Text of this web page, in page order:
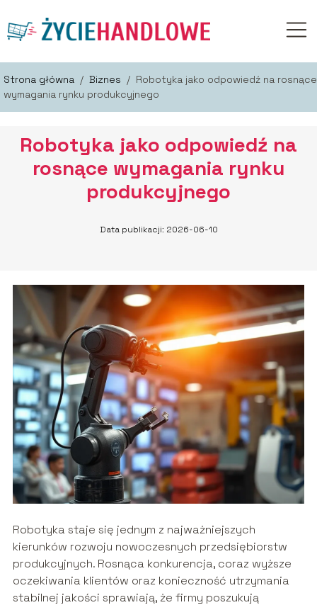
Strona główna / Biznes / Robotyka jako odpowiedź na rosnące
wymagania rynku produkcyjnego
Robotyka jako odpowiedź na
rosnące wymagania rynku
produkcyjnego
Data publikacji: 2026-06-10
Robotyka staje się jednym z najważniejszych
kierunków rozwoju nowoczesnych przedsiębiorstw
produkcyjnych. Rosnąca konkurencja, coraz wyższe
oczekiwania klientów oraz konieczność utrzymania
stabilnej jakości sprawiają, że firmy poszukują